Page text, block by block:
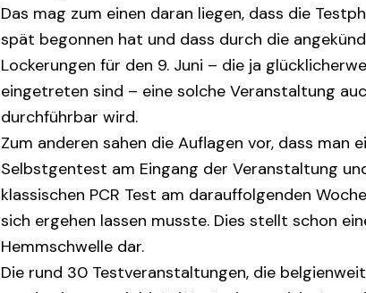
Das mag zum einen daran liegen, dass die
spät begonnen hat und dass durch die
Lockerungen für den 9. Juni – die ja
eingetreten sind – eine solche Veranstaltung
durchführbar wird.
Zum anderen sahen die Auflagen vor, dass man
Selbstgentest am Eingang der Veranstaltung
klassischen PCR Test am darauffolgenden
sich ergehen lassen musste. Dies stellt schon
Hemmschwelle dar.
Die rund 30 Testveranstaltungen, die